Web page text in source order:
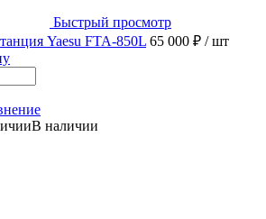
Быстрый просмотр
Yaesu FTA-850L 65 000 ₽ / шт
В наличии